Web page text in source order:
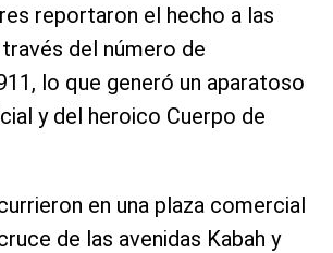
reportaron el hecho a las
del número de
lo que generó un aparatoso
y del heroico Cuerpo de
en una plaza comercial
de las avenidas Kabah y